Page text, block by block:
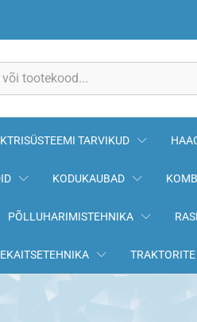
TARVIKUD
KODUKAUBAD
PÕLLUHARIMISTEHNIKA